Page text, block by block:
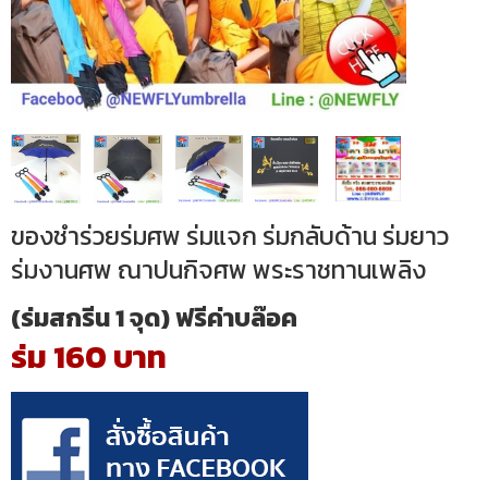
ของชำร่วยร่มศพ ร่มแจก ร่มกลับด้าน ร่มยาว
ร่มงานศพ ณาปนกิจศพ พระราชทานเพลิง
(ร่มสกรีน 1 จุด) ฟรีค่าบล๊อค
ร่ม 160 บาท